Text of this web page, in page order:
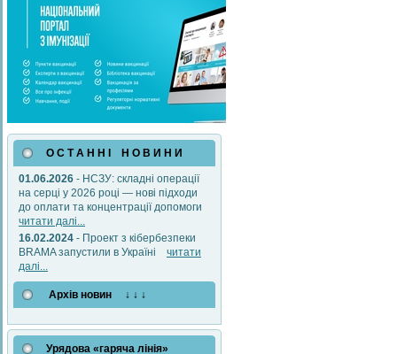
О С Т А Н Н І Н О В И Н И
01.06.2026 - НСЗУ: складні операції
на серці у 2026 році — нові підходи
до оплати та концентрації допомоги
читати далі...
16.02.2024 - Проект з кібербезпеки
BRAMA запустили в Україні читати
далі...
Архів новин ↓ ↓ ↓
Урядова «гаряча лінія»